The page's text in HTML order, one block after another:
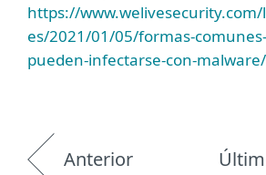
https://www.welivesecurity.com/
es/2021/01/05/formas-
pueden-infectarse-con-malware/
Anterior